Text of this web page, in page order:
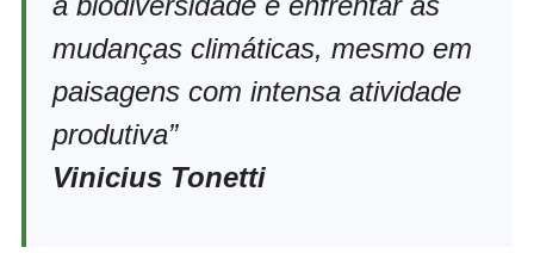
mudanças climáticas, mesmo em
paisagens com intensa atividade
produtiva”
Vinicius Tonetti